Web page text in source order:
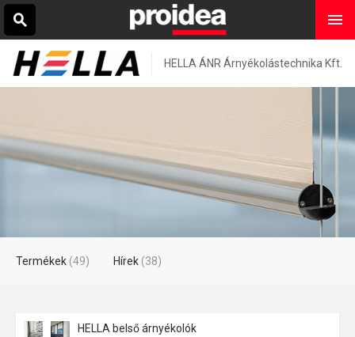
HELLA ÁNR Árnyékolástechnika Kft.
Termékek (49) Hírek (38)
HELLA belső árnyékolók